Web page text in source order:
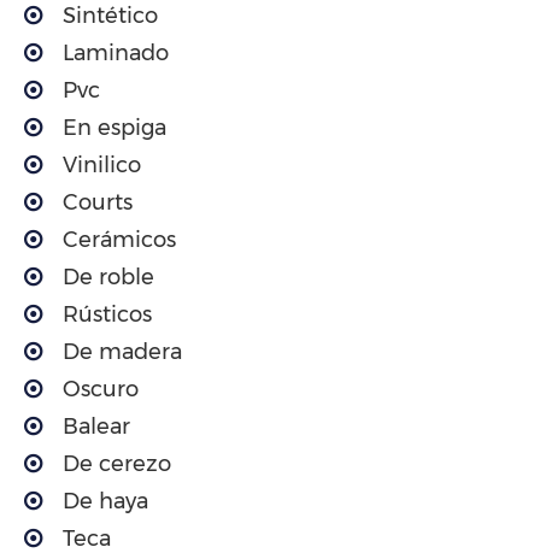
Sintético
Laminado
Pvc
En espiga
Vinilico
Courts
Cerámicos
De roble
Rústicos
De madera
Oscuro
Balear
De cerezo
De haya
Teca